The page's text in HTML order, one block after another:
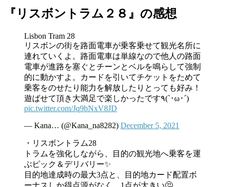
『リスボントラム２８』の感想
Lisbon Tram 28
リスボンの街を路面電車が乗客乗せて観光名所に
連れていくよ。路面電車は単線なので他人の路面
電車が進路を塞ぐとチーンとベルを鳴らして強制
的に動かすよ。カードを引いてチケットをためて
乗客をのせたり能力を解放したりとっても好み！
遊ばせて頂き大満足で楽しかったです٩(`･ω･´)
pic.twitter.com/Jq9bNxV8JD
— Kana… (@Kana_na8282) December 5, 2021
・リスボントラム28
トラムを強化しながら、目的の観光地へ乗客を運
ぶピック＆デリバリー✨
目的地達成時の最大3点と、目的地カード配置ボ
ーナスしか得点源がなく、1点が大きい🤔